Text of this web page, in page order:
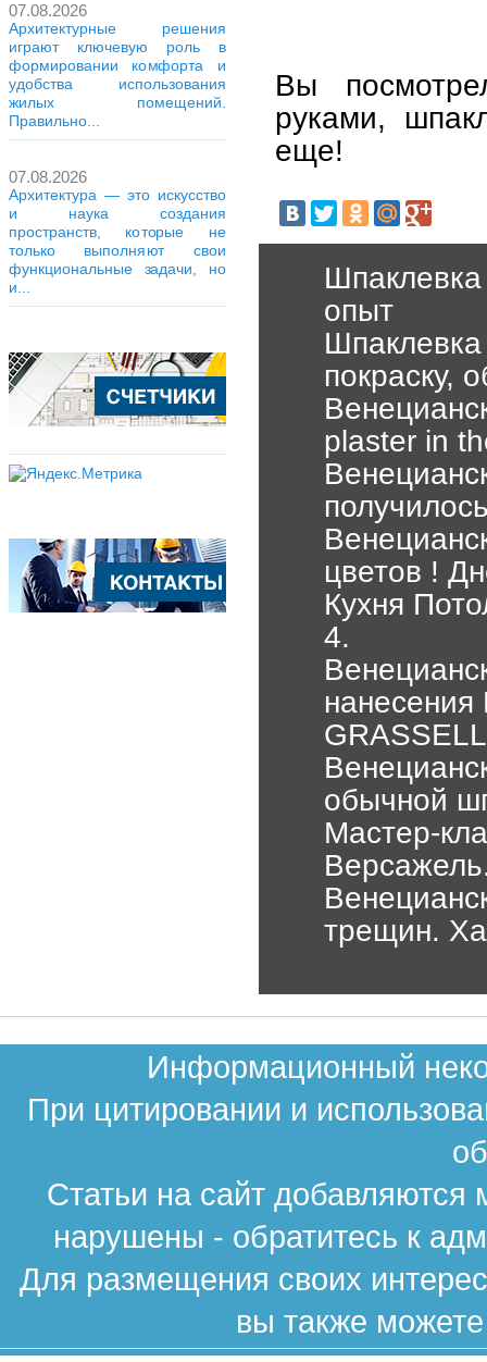
07.08.2026
Архитектурные решения
играют ключевую роль в
формировании комфорта и
удобства использования
жилых помещений.
Правильно...
07.08.2026
Архитектура — это искусство
и наука создания
пространств, которые не
только выполняют свои
функциональные задачи, но
и...
Вы
руками,
еще!
опыт
покраску,
plaster in
цветов !
Кухня
4.
нанесения
обычной
Мастер-
трещин.
Информационный
При цитировании и
Статьи на сайт
нарушены - обратитесь к
Для размещения своих
вы также